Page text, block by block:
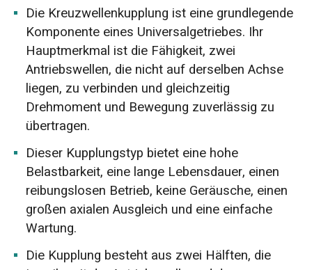
Die Kreuzwellenkupplung ist eine grundlegende
Komponente eines Universalgetriebes. Ihr
Hauptmerkmal ist die Fähigkeit, zwei
Antriebswellen, die nicht auf derselben Achse
liegen, zu verbinden und gleichzeitig
Drehmoment und Bewegung zuverlässig zu
übertragen.
Dieser Kupplungstyp bietet eine hohe
Belastbarkeit, eine lange Lebensdauer, einen
reibungslosen Betrieb, keine Geräusche, einen
großen axialen Ausgleich und eine einfache
Wartung.
Die Kupplung besteht aus zwei Hälften, die